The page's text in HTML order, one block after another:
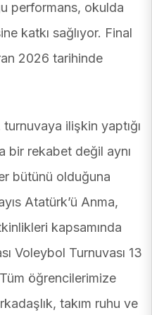
performans, okulda
katkı sağlıyor. Final
2026 tarihinde
ilişkin yaptığı
bir rekabet değil aynı
bütünü olduğuna
Atatürk’ü Anma,
kapsamında
Voleybol Turnuvası 13
Tüm öğrencilerimize
takım ruhu ve